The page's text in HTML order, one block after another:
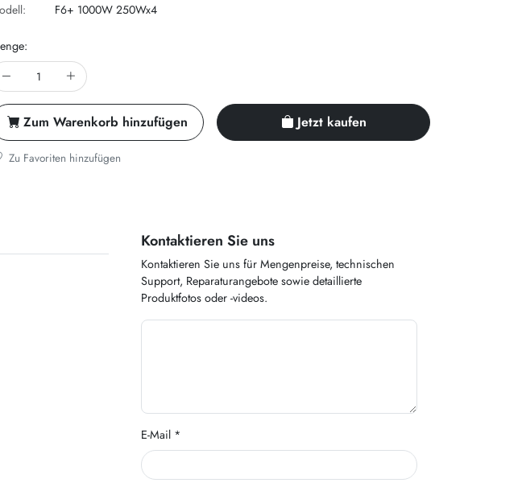
F6+ 1000W 250Wx4
Zum Warenkorb hinzufügen Jetzt kaufen
Zu Favoriten hinzufügen
Kontaktieren Sie uns
Kontaktieren Sie uns für Mengenpreise, technischen
Support, Reparaturangebote sowie detaillierte
Produktfotos oder -videos.
E-Mail *